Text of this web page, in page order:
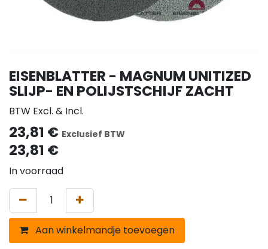
EISENBLATTER - MAGNUM UNITIZED
SLIJP- EN POLIJSTSCHIJF ZACHT
BTW Excl. & Incl.
23,81 € Exclusief BTW
23,81 €
In voorraad
Aan winkelmandje toevoegen